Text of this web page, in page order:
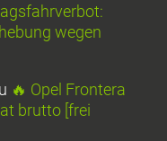
wegen
🔥 Opel Frontera
brutto [frei